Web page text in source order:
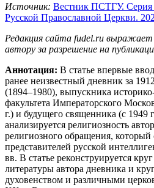
Источник: Вестник ПСТГУ. Серия
Русской Православной Церкви.
Редакция сайта fudel.ru выражает
автору за разрешение на
Аннотация: В статье впервые
ранее неизвестный дневник за
(1894–1980), выпускника
факультета Императорского
г.) и будущего священника (с 1949
анализируется религиозность
религиозного обращения, который
представителей русской
вв. В статье реконструируется
литературы автора дневника и
духовенством и различными